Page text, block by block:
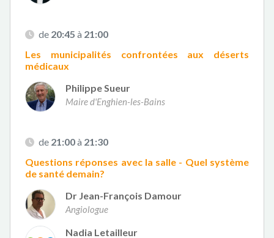
de 20:45 à 21:00
Les municipalités confrontées aux déserts
médicaux
Philippe Sueur
Maire d'Enghien-les-Bains
de 21:00à 21:30
Questions réponses avec la salle - Quel système
de santé demain?
Dr Jean-François Damour
Angiologue
Nadia Letailleur